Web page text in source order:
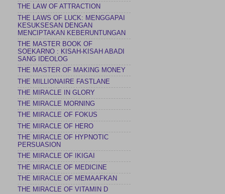
THE LAW OF ATTRACTION
THE LAWS OF LUCK: MENGGAPAI
KESUKSESAN DENGAN
MENCIPTAKAN KEBERUNTUNGAN
THE MASTER BOOK OF
SOEKARNO : KISAH-KISAH ABADI
SANG IDEOLOG
THE MASTER OF MAKING MONEY
THE MILLIONAIRE FASTLANE
THE MIRACLE IN GLORY
THE MIRACLE MORNING
THE MIRACLE OF FOKUS
THE MIRACLE OF HERO
THE MIRACLE OF HYPNOTIC
PERSUASION
THE MIRACLE OF IKIGAI
THE MIRACLE OF MEDICINE
THE MIRACLE OF MEMAAFKAN
THE MIRACLE OF VITAMIN D